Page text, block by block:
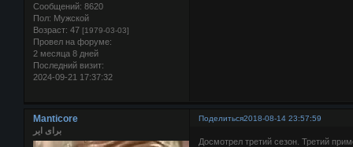
Сообщений: 8620
Пол: Мужской
Возраст: 47 [1979-03-03]
Провел на форуме:
2 месяца 8 дней
Последний визит:
2024-09-21 17:37:32
Поделиться2018-08-14 23:57:59
Manticore
برای ایر
Досмотрел третий сезон. Третий